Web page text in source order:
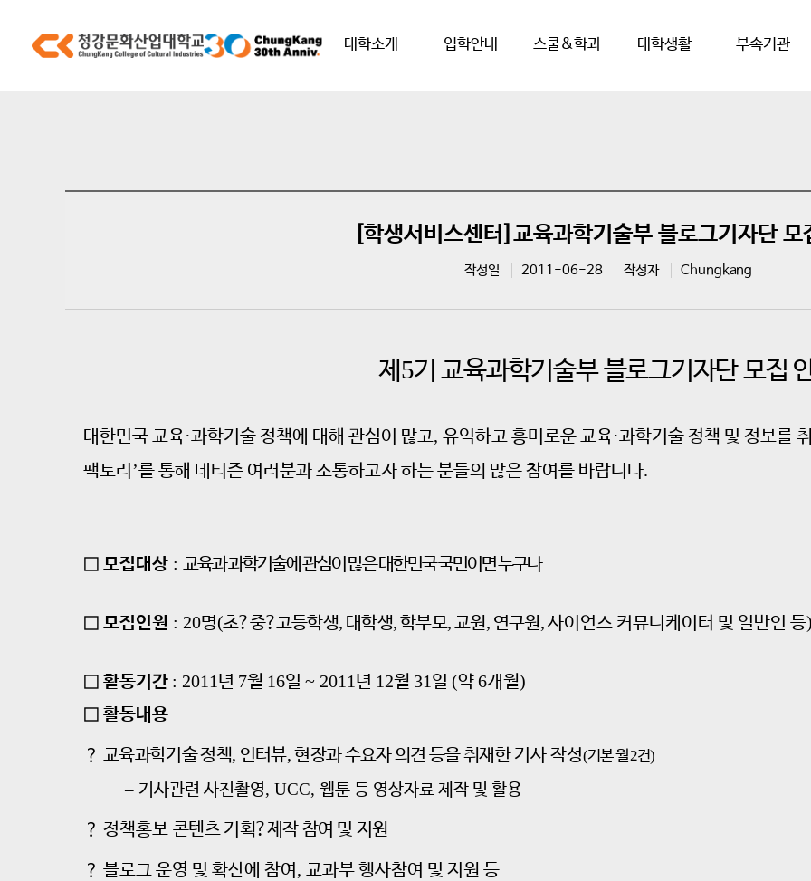
대학소개 입학안내 스쿨&학과 대학생활 부속기관
[학생서비스센터]교육과학기술부 블로그기자단 모
작성일 2011-06-28 작성자 Chungkang
제 5기 교육과학기술부 블로그기자단 모집
대한민국 교육·과학기술 정책에 대해 관심이 많고, 유익하고 흥미로운 교육·과학기술 정책 및 정보를
팩토리 ’를 통해 네티즌 여러분과 소통하고자 하는 분들의 많은 참여를 바랍니다.
□ 모집대상 : 교육과 과학기술에 관심이 많은 대한민국 국민이면 누구나
□ 모집인원 : 20명(초?중?고등학생, 대학생,학부모,교원, 연구원,사이언스 커뮤니케이터 및 일반인 등
□ 활동기간 : 2011년 7월 16일 ~ 2011년 12월 31일 (약6개월)
□ 활동내용
？ 교육과학기술 정책, 인터뷰,현장과 수요자 의견 등을 취재한 기사 작성(기본 월2건)
– 기사관련 사진촬영, UCC, 웹툰 등 영상자료 제작 및 활용
？ 정책홍보 콘텐츠 기획?제작 참여 및 지원
？ 블로그 운영 및 확산에 참여 , 교과부 행사참여 및 지원 등